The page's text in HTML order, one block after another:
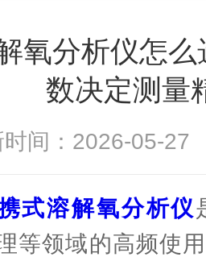
氧分析仪怎
数决定测量
时间：2026-05-
式溶解氧分析仪
等领域的高频使